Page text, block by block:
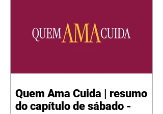
Quem Ama Cuida | resumo
do capítulo de sábado -